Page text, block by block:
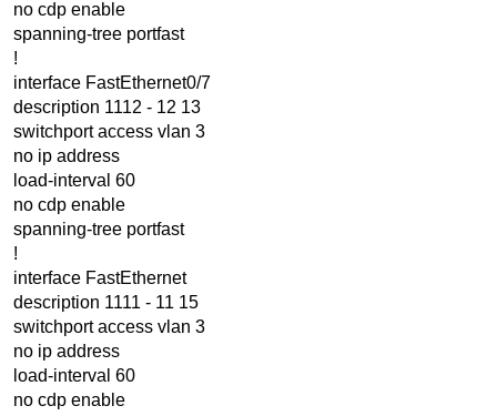
no cdp enable
spanning-tree portfast
!
interface FastEthernet0/7
description 1112 - 12 13
switchport access vlan 3
no ip address
load-interval 60
no cdp enable
spanning-tree portfast
!
interface FastEthernet
description 1111 - 11 15
switchport access vlan 3
no ip address
load-interval 60
no cdp enable